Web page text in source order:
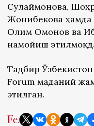
Сулаймонова,
Жонибекова
Олим Омонов ва
намойиш
Тадбир
Forum маданий
этилган.